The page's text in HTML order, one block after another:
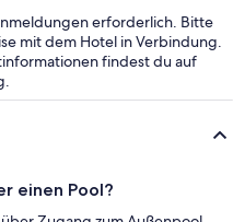
erforderlich. Bitte
mit dem Hotel in Verbindung.
findest du auf
einen Pool?